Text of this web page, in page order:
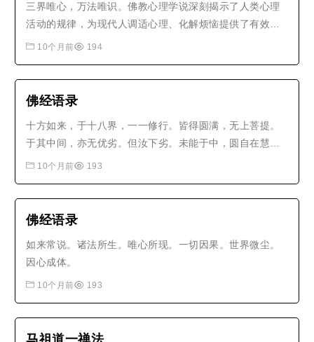
三界唯心，万法唯识。佛教心理学说深刻揭示了人类心理
活动的规律，为现代人调适心理、化解烦恼提供了有效的
方法。
10个月前 194
佛经语录
十方如来，于十八界，一一修行。皆得圆满，无上菩提。
于其中间，亦无优劣。但汝下劣。未能于中，圆自在慧。
故我宣扬。令汝但于，一门深入。入一无妄。彼六知根。
10个月前 193
佛经语录
如来常说。诸法所生。唯心所现。一切因果。世界微尘。
因心成体。
10个月前 193
马祖道一禅法